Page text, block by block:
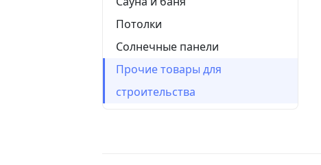
Потолки
Солнечные панели
Прочие товары для
строительства